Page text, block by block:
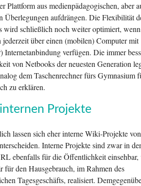
Plattform aus medienpädagogischen, aber
Überlegungen aufdrängen. Die Flexibilität
wird schließlich noch weiter optimiert,
über einen (mobilen) Computer mit
Internetanbindung verfügen. Die immer
von Netbooks der neuesten Generation
dem Taschenrechner fürs Gymnasium
zu erklären.
Projekte
lassen sich eher interne Wiki-Projekte
Interne Projekte sind zwar in
ebenfalls für die Öffentlichkeit einsehbar,
für den Hausgebrauch, im Rahmen des
Tagesgeschäfts, realisiert.